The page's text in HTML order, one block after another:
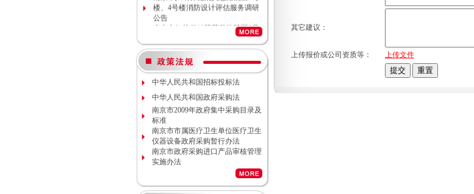
楼、4号楼消防设计评估服务调研
公告
南京市妇幼保健院莫愁路院区3号
楼、4号楼消防安全评估服务调研
公告
南京市妇幼保健院丁家庄院区病理
科密集架项目现场勘察调研邀请
南京市妇幼保健院院内专项资金结
余情况专项审计服务调研公告
南京市妇幼保健院数字化血管造影
机维保项目（项目编号NJFYCG-
2026S10）更正公告
南京市妇幼保健院院内工程结算审
计服务调研公告
南京市妇幼保健院生命体征检测仪
项目（项目编号NJFYCG-
2026S08）更正公告
南京市妇幼保健院实验动物单元环
境维持与清洁消毒系统（小鼠笼
中华人民共和国招标投标法
中华人民共和国政府采购法
南京市2009年政府集中采购目录及
标准
南京市市属医疗卫生单位医疗卫生
仪器设备政府采购暂行办法
南京市政府采购进口产品审核管理
实施办法
其它建议：
上传报价或公司资质等： 上传文件